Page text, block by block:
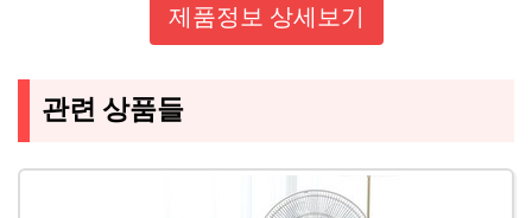
제품정보 상세보기
관련 상품들